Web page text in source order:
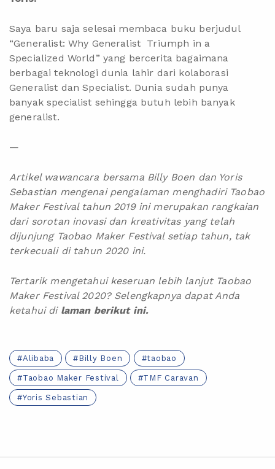
Saya baru saja selesai membaca buku berjudul
“Generalist: Why Generalist Triumph in a
Specialized World” yang bercerita bagaimana
berbagai teknologi dunia lahir dari kolaborasi
Generalist dan Specialist. Dunia sudah punya
banyak specialist sehingga butuh lebih banyak
generalist.
—
Artikel wawancara bersama Billy Boen dan Yoris
Sebastian mengenai pengalaman menghadiri Taobao
Maker Festival tahun 2019 ini merupakan rangkaian
dari sorotan inovasi dan kreativitas yang telah
dijunjung Taobao Maker Festival setiap tahun, tak
terkecuali di tahun 2020 ini.
Tertarik mengetahui keseruan lebih lanjut Taobao
Maker Festival 2020? Selengkapnya dapat Anda
ketahui di laman berikut ini.
Alibaba Billy Boen taobao
Taobao Maker Festival TMF Caravan
Yoris Sebastian